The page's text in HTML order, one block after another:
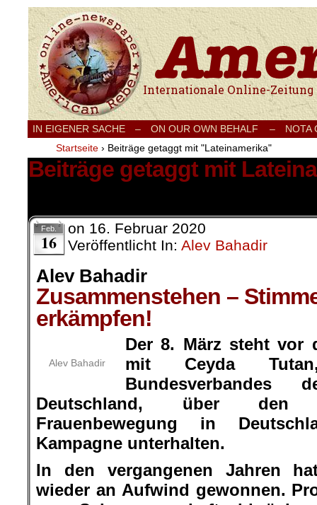
Internationale Onlinezeitung für Frieden,
IN EIGENER SACHE – ON OUR OWN BEHALF –
NOTA
Startseite › Beiträge getaggt mit "Lateinamerika"
Beiträge getaggt mit
Feb.
16
on 16. Februar 2020
Veröffentlicht In: Alev Bahadir
Alev Bahadir
Zusammenstehen –
erkämpfen!
Alev Bahadir
Der 8. März steht vor
mit Ceyda
Bundesverbandes
Deutschland, über den
Frauenbewegung in
Kampagne unterhalten.
In den vergangenen Jahren
wieder an Aufwind gewonnen.